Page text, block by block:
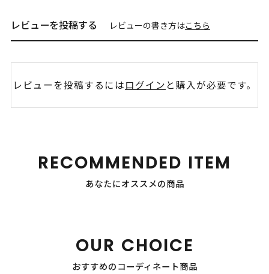
レビューを投稿する レビューの書き方はこちら
レビューを投稿するにはログイン と購入が必要です。
RECOMMENDED ITEM
あなたにオススメの商品
OUR CHOICE
おすすめのコーディネート商品